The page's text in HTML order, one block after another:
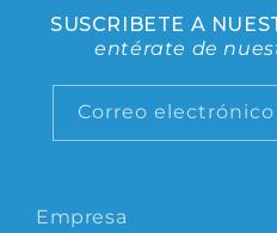
Empresa
SUSCRIBETE A
entérate de
Correo electrónico